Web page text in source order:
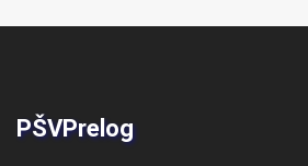
PŠVPrelog